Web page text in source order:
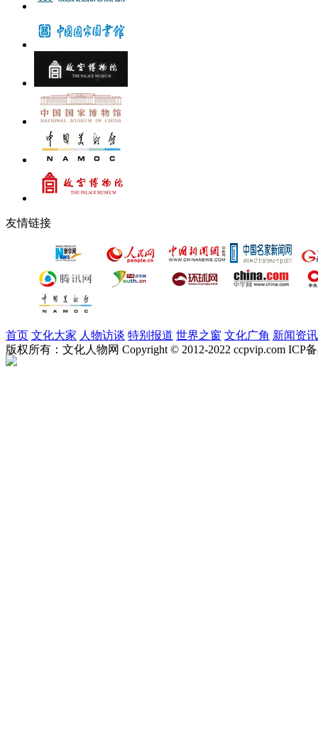
友情链接
首页 文化大家 人物访谈 特别报道 世界之窗 文化广角 新闻资讯
版权所有：文化人物网 Copyright © 2012-2022 ccpvip.com ICP